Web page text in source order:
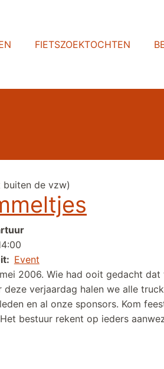
FIETSZOEKTOCHTEN
de vzw)
Event
2006. Wie had ooit gedacht
deze verjaardag halen we alle
en al onze sponsors. Kom
bestuur rekent op ieders